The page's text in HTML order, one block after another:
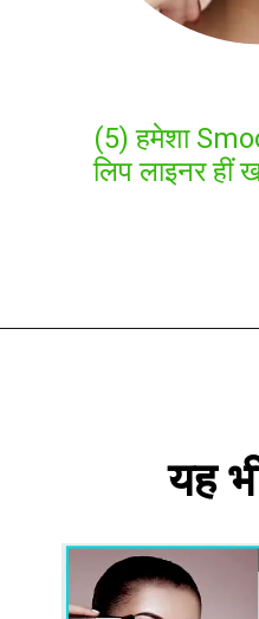
(5) हमेशा
लिप लाइनर हीं
यह